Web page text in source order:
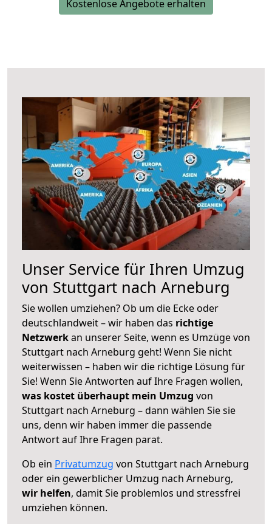
Kostenlose Angebote erhalten
Unser Service für Ihren Umzug
von Stuttgart nach Arneburg
Sie wollen umziehen? Ob um die Ecke oder
deutschlandweit – wir haben das richtige
Netzwerkan unserer Seite, wenn es Umzüge von
Stuttgart nach Arneburg geht! Wenn Sie nicht
weiterwissen – haben wir die richtige Lösung für
Sie! Wenn Sie Antworten auf Ihre Fragen wollen,
was kostet überhaupt mein Umzug von
Stuttgart nach Arneburg – dann wählen Sie sie
uns, denn wir haben immer die passende
Antwort auf Ihre Fragen parat.
Ob ein Privatumzug von Stuttgart nach Arneburg
oder ein gewerblicher Umzug nach Arneburg,
wir helfen, damit Sie problemlos und stressfrei
umziehen können.